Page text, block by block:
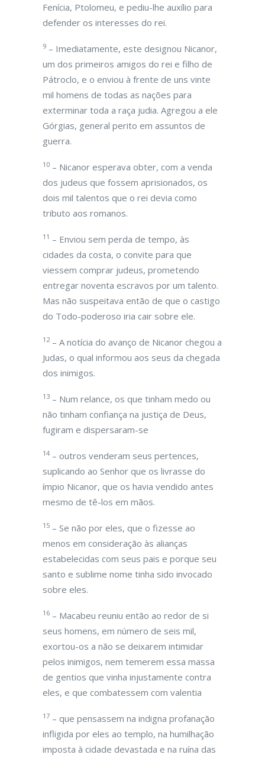
Fenícia, Ptolomeu, e pediu-lhe auxílio para
defender os interesses do rei.
9 – Imediatamente, este designou Nicanor,
um dos primeiros amigos do rei e filho de
Pátroclo, e o enviou à frente de uns vinte
mil homens de todas as nações para
exterminar toda a raça judia. Agregou a ele
Górgias, general perito em assuntos de
guerra.
10 – Nicanor esperava obter, com a venda
dos judeus que fossem aprisionados, os
dois mil talentos que o rei devia como
tributo aos romanos.
11 – Enviou sem perda de tempo, às
cidades da costa, o convite para que
viessem comprar judeus, prometendo
entregar noventa escravos por um talento.
Mas não suspeitava então de que o castigo
do Todo-poderoso iria cair sobre ele.
12– A notícia do avanço de Nicanor chegou a
Judas, o qual informou aos seus da chegada
dos inimigos.
13 – Num relance, os que tinham medo ou
não tinham confiança na justiça de Deus,
fugiram e dispersaram-se
14 – outros venderam seus pertences,
suplicando ao Senhor que os livrasse do
ímpio Nicanor, que os havia vendido antes
mesmo de tê-los em mãos.
15 – Se não por eles, que o fizesse ao
menos em consideração às alianças
estabelecidas com seus pais e porque seu
santo e sublime nome tinha sido invocado
sobre eles.
16 – Macabeu reuniu então ao redor de si
seus homens, em número de seis mil,
exortou-os a não se deixarem intimidar
pelos inimigos, nem temerem essa massa
de gentios que vinha injustamente contra
eles, e que combatessem com valentia
17 – que pensassem na indigna profanação
infligida por eles ao templo, na humilhação
imposta à cidade devastada e na ruína das